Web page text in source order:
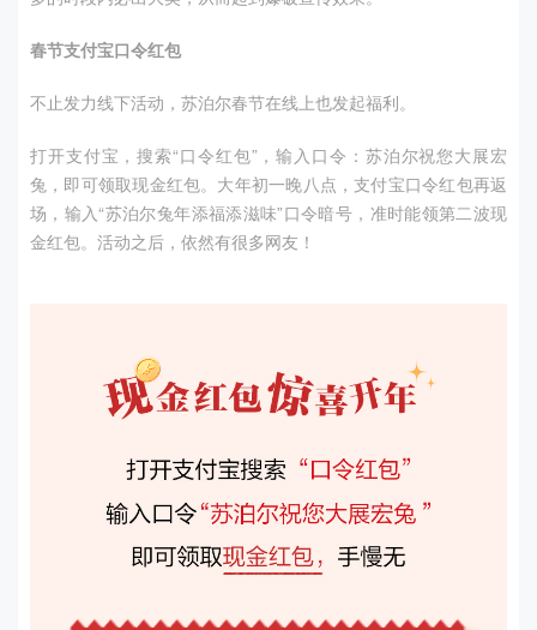
春节支付宝口令红包
不止发力线下活动，苏泊尔春节在线上也发起福利。
打开支付宝，搜索“口令红包”，输入口令：苏泊尔祝您大展宏
兔，即可领取现金红包。大年初一晚八点，支付宝口令红包再返
场，输入“苏泊尔兔年添福添滋味”口令暗号，准时能领第二波现
金红包。活动之后，依然有很多网友！